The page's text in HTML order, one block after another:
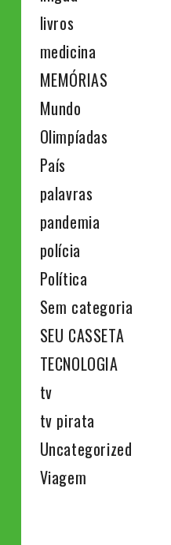
livros
medicina
MEMÓRIAS
Mundo
Olimpíadas
País
palavras
pandemia
polícia
Política
Sem categoria
SEU CASSETA
TECNOLOGIA
tv
tv pirata
Uncategorized
Viagem